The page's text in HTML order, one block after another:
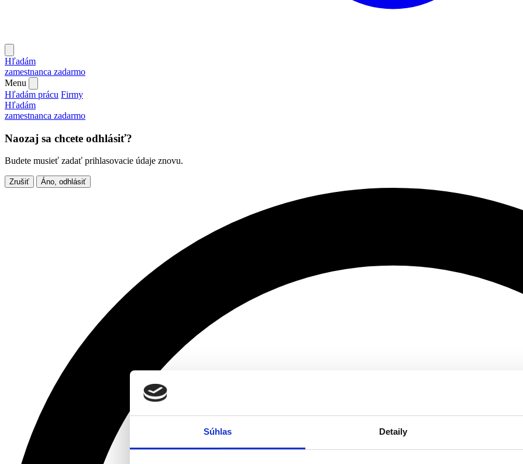
Súhlas Detaily
Hľadám
zamestnanca zadarmo
Menu
Hľadám prácu Firmy
Hľadám
zamestnanca zadarmo
Naozaj sa chcete odhlásiť?
Budete musieť zadať prihlasovacie údaje znovu.
Zrušiť Áno, odhlásiť